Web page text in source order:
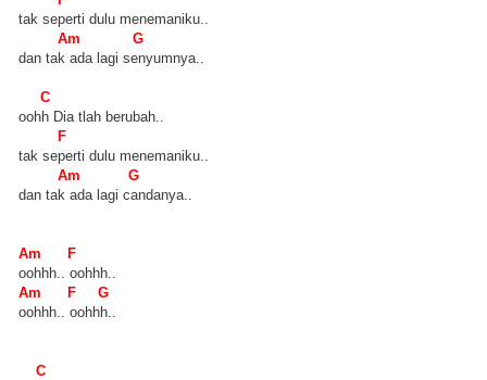
tak seperti dulu menemaniku..
Am G
dan tak ada lagi senyumnya..
C
oohh Dia tlah berubah..
F
tak seperti dulu menemaniku..
Am G
dan tak ada lagi candanya..
Am F
oohhh.. oohhh..
Am F G
oohhh.. oohhh..
C